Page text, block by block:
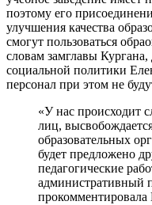
поэтому его
улучшения качества
смогут пользоваться
словам замглавы Кургана,
социальной политики
персонал при этом не
«У нас происходит
лиц,
образовательных
будет предложено
педагогические
административный